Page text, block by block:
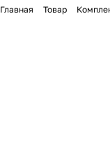
Главная Товар